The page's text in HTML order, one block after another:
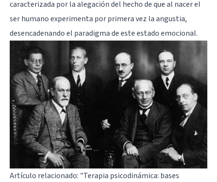
caracterizada por la alegación del hecho de que al nacer el
ser humano experimenta por primera vez la angustia,
desencadenando el paradigma de este estado emocional.
Artículo relacionado: "Terapia psicodinámica: bases